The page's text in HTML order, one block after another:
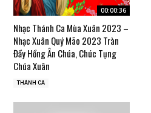
00:00:36
Nhạc Thánh Ca Mùa Xuân 2023 –
Nhạc Xuân Quý Mão 2023 Tràn
Đầy Hồng Ân Chúa, Chúc Tụng
Chúa Xuân
THÁNH CA